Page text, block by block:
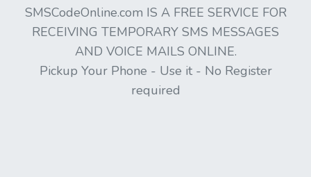
SMSCodeOnline.com IS A FREE SERVICE FOR
RECEIVING TEMPORARY SMS MESSAGES
AND VOICE MAILS ONLINE.
Pickup Your Phone - Use it - No Register
required